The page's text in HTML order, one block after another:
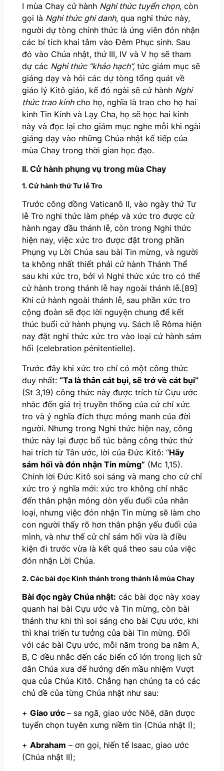
I mùa Chay cử hành Nghi thức tuyển chọn, còn
gọi là Nghi thức ghi danh, qua nghi thức này,
người dự tòng chính thức là ứng viên đón nhận
các bí tích khai tâm vào Đêm Phục sinh. Sau
đó vào Chúa nhật, thứ III, IV và V họ sẽ tham
dự các Nghi thức “khảo hạch”,tức giám mục sẽ
giảng dạy và hỏi các dự tòng tổng quát về
giáo lý Kitô giáo, kế đó ngài sẽ cử hành Nghi
thức trao kinhcho họ, nghĩa là trao cho họ hai
kinh Tin Kính và Lạy Cha, họ sẽ học hai kinh
này và đọc lại cho giám mục nghe mỗi khi ngài
giảng dạy vào những Chúa nhật kế tiếp của
mùa Chay trong thời gian học đạo.
II. Cử hành phụng vụ trong mùa Chay
1. Cử hành thứ Tư lễ Tro
Trước công đồng Vaticanô II, vào ngày thứ Tư
lễ Tro nghi thức làm phép và xức tro được cử
hành ngay đầu thánh lễ, còn trong Nghi thức
hiện nay, việc xức tro được đặt trong phần
Phụng vụ Lời Chúa sau bài Tin mừng, và người
ta không nhất thiết phải cử hành Thánh Thể
sau khi xức tro, bởi vì Nghi thức xức tro có thể
cử hành trong thánh lễ hay ngoài thánh lễ.[89]
Khi cử hành ngoài thánh lễ, sau phần xức tro
cộng đoàn sẽ đọc lời nguyện chung để kết
thúc buổi cử hành phụng vụ. Sách lễ Rôma hiện
nay đặt nghi thức xức tro vào loại cử hành sám
hối (celebration pénitentielle).
Trước đây khi xức tro chỉ có một công thức
duy nhất: “Ta là thân cát bụi, sẽ trở về cát bụi”
(St 3,19) công thức này được trích từ Cựu ước
nhắc đến giá trị truyền thống của cử chỉ xức
tro và ý nghĩa đích thực mỏng manh của đời
người. Nhưng trong Nghi thức hiện nay, công
thức này lại được bổ túc bằng công thức thứ
hai trích từ Tân ước, lời của Đức Kitô: “Hãy
sám hối và đón nhận Tin mừng” (Mc 1,15).
Chính lời Đức Kitô soi sáng và mang cho cử chỉ
xức tro ý nghĩa mới: xức tro không chỉ nhắc
đến thân phận mỏng dòn yếu đuối của nhân
loại, nhưng việc đón nhận Tin mừng sẽ làm cho
con người thấy rõ hơn thân phận yếu đuối của
mình, và như thế cử chỉ sám hối vừa là điều
kiện đi trước vừa là kết quả theo sau của việc
đón nhận Lời Chúa.
2. Các bài đọc Kinh thánh trong thánh lễ mùa Chay
Bài đọc ngày Chúa nhật: các bài đọc này xoay
quanh hai bài Cựu ước và Tin mừng, còn bài
thánh thư khi thì soi sáng cho bài Cựu ước, khi
thì khai triển tư tưởng của bài Tin mừng. Đối
với các bài Cựu ước, mỗi năm trong ba năm A,
B, C đều nhắc đến các biến cố lớn trong lịch sử
dân Chúa xưa để hướng đến mầu nhiệm Vượt
qua của Chúa Kitô. Chẳng hạn chúng ta có các
chủ đề của từng Chúa nhật như sau:
+ Giao ước – sa ngã, giao ước Nôê, dân được
tuyển chọn tuyên xưng niềm tin (Chúa nhật I);
+ Abraham – ơn gọi, hiến tế Isaac, giao ước
(Chúa nhật II);